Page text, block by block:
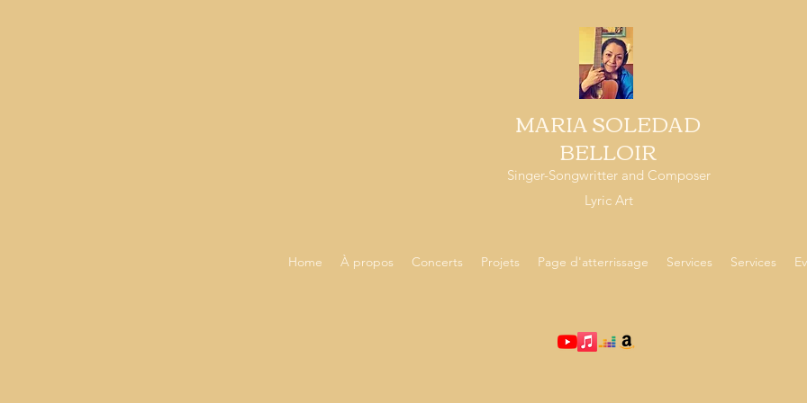
MARIA SOLEDAD
BELLOIR
Singer-Songwritter and Composer
Lyric Art
Home À propos Concerts Projets Page d'atterrissage Services Services